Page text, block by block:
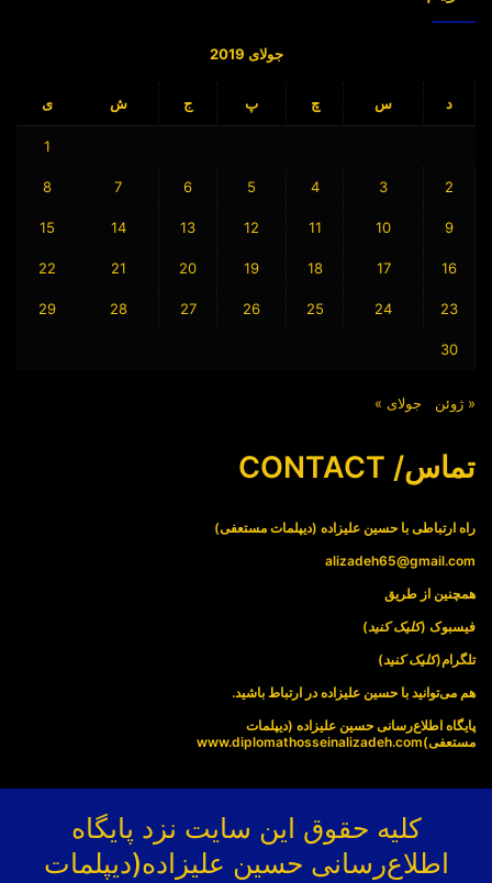
جولای 2019
د س چ پ ج ش ی
1
2
3
4
5
6
7
8
9
10
11
12
13
14
15
16
17
18
19
20
21
22
23
24
25
26
27
28
29
30
« ژوئن جولای »
تماس/ CONTACT
راه ارتباطی با حسین علیزاده (دیپلمات مستعفی)
alizadeh65@gmail.com
همچنین از طریق
فیسبوک (کلیک کنید)
تلگرام(کلیک کنید)
هم می‌توانید با حسین علیزاده در ارتباط باشید.
پایگاه اطلاع‌رسانی حسین علیزاده (دیپلمات
مستعفی)www.diplomathosseinalizadeh.com
کلیه حقوق این سایت نزد پایگاه
اطلاع‌رسانی حسین علیزاده(دیپلمات